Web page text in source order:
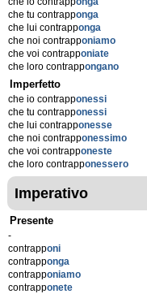
che tu contrapponga
che lui contrapponga
che noi contrapponiamo
che voi contrapponiate
che loro contrappongano
Imperfetto
che io contrapponessi
che tu contrapponessi
che lui contrapponesse
che noi contrapponessimo
che voi contrapponeste
che loro contrapponessero
Imperativo
Presente
-
contrapponi
contrapponga
contrapponiamo
contrapponete